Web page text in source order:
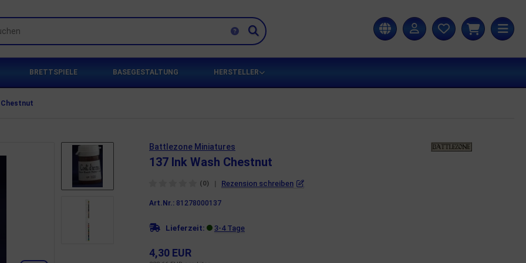
BRETTSPIELE BASEGESTALTUNG HERSTELLER
Chestnut
Battlezone Miniatures
137 Ink Wash Chestnut
(0) | Rezension schreiben
Art.Nr.: 81278000137
Lieferzeit: 3-4 Tage
4,30 EUR